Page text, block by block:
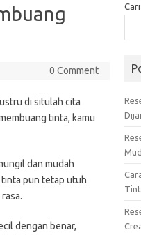
0 Comment
di situlah cita
tinta, kamu
dan mudah
tinta pun tetap utuh
dengan benar,
Cari